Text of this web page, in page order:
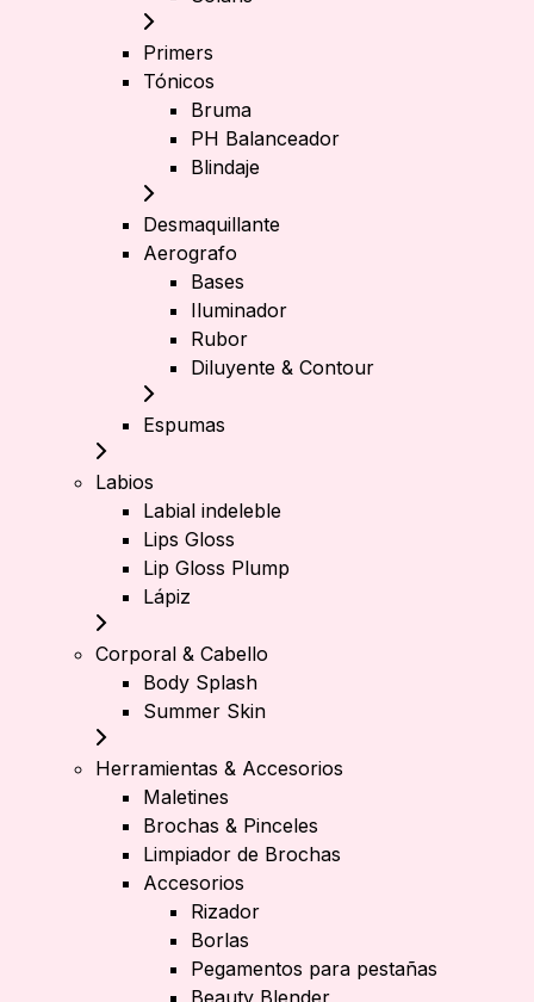
Primers
Tónicos
Bruma
PH Balanceador
Blindaje
Desmaquillante
Aerografo
Bases
Iluminador
Rubor
Diluyente & Contour
Espumas
Labios
Labial indeleble
Lips Gloss
Lip Gloss Plump
Lápiz
Corporal & Cabello
Body Splash
Summer Skin
Herramientas & Accesorios
Maletines
Brochas & Pinceles
Limpiador de Brochas
Accesorios
Rizador
Borlas
Pegamentos para pestañas
Beauty Blender